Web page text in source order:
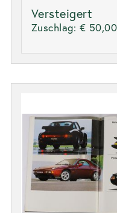
Versteigert
Zuschlag: € 50,00